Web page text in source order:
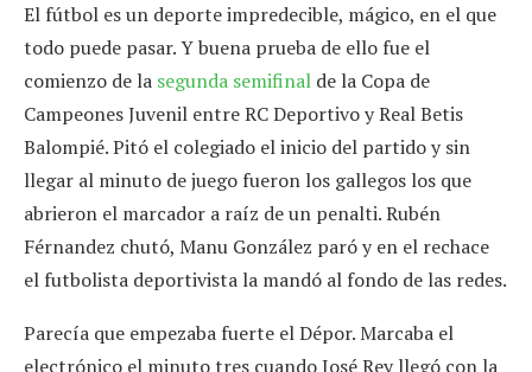
El fútbol es un deporte impredecible, mágico, en el que
todo puede pasar. Y buena prueba de ello fue el
comienzo de la segunda semifinal de la Copa de
Campeones Juvenil entre RC Deportivo y Real Betis
Balompié. Pitó el colegiado el inicio del partido y sin
llegar al minuto de juego fueron los gallegos los que
abrieron el marcador a raíz de un penalti. Rubén
Férnandez chutó, Manu González paró y en el rechace
el futbolista deportivista la mandó al fondo de las redes.
Parecía que empezaba fuerte el Dépor. Marcaba el
electrónico el minuto tres cuando José Rey llegó con la